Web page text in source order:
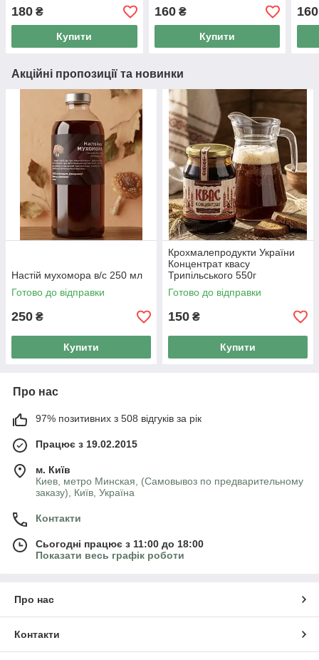
180 ₴
Купити
160₴
Купити
160
Акційні пропозиції та новинки
Настій мухомора в/с 250 мл
Готово до відправки
250 ₴
Купити
Крохмалепродукти України
Концентрат квасу
Трипільського 550г
Готово до відправки
150 ₴
Купити
Про нас
97% позитивних з 508 відгуків за рік
Працює з 19.02.2015
м. Київ
Киев, метро Минская, (Самовывоз по предварительному
заказу), Київ, Україна
Контакти
Сьогодні працює з 11:00 до 18:00
Показати весь графік роботи
Про нас
Контакти